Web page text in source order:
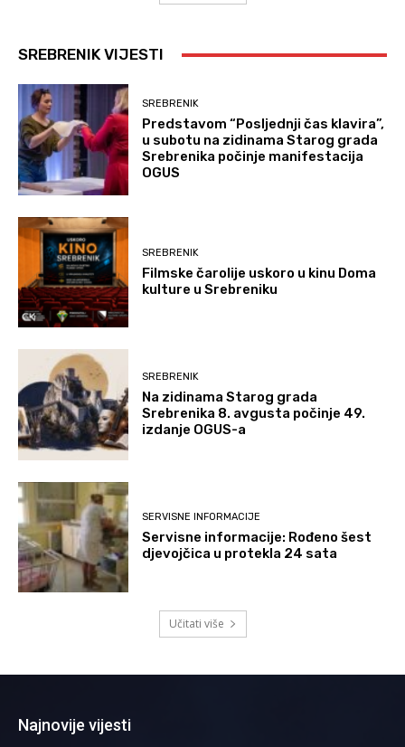
SREBRENIK VIJESTI
SREBRENIK
Predstavom “Posljednji čas klavira”,
u subotu na zidinama Starog grada
Srebrenika počinje manifestacija
OGUS
SREBRENIK
Filmske čarolije uskoro u kinu Doma
kulture u Srebreniku
SREBRENIK
Na zidinama Starog grada
Srebrenika 8. avgusta počinje 49.
izdanje OGUS-a
SERVISNE INFORMACIJE
Servisne informacije: Rođeno šest
djevojčica u protekla 24 sata
Učitati više
Najnovije vijesti